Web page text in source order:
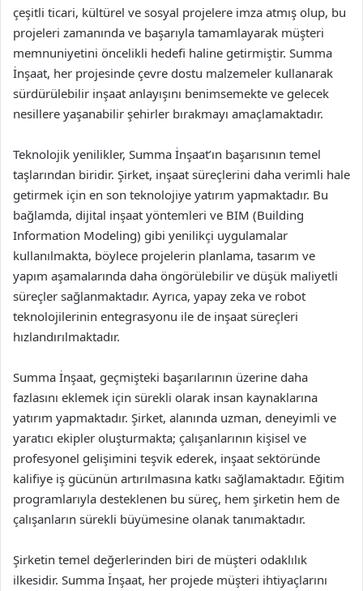
çeşitli ticari, kültürel ve sosyal projelere imza atmış olup, bu
projeleri zamanında ve başarıyla tamamlayarak müşteri
memnuniyetini öncelikli hedefi haline getirmiştir. Summa
İnşaat, her projesinde çevre dostu malzemeler kullanarak
sürdürülebilir inşaat anlayışını benimsemekte ve gelecek
nesillere yaşanabilir şehirler bırakmayı amaçlamaktadır.
Teknolojik yenilikler, Summa İnşaat’ın başarısının temel
taşlarından biridir. Şirket, inşaat süreçlerini daha verimli hale
getirmek için en son teknolojiye yatırım yapmaktadır. Bu
bağlamda, dijital inşaat yöntemleri ve BIM (Building
Information Modeling) gibi yenilikçi uygulamalar
kullanılmakta, böylece projelerin planlama, tasarım ve
yapım aşamalarında daha öngörülebilir ve düşük maliyetli
süreçler sağlanmaktadır. Ayrıca, yapay zeka ve robot
teknolojilerinin entegrasyonu ile de inşaat süreçleri
hızlandırılmaktadır.
Summa İnşaat, geçmişteki başarılarının üzerine daha
fazlasını eklemek için sürekli olarak insan kaynaklarına
yatırım yapmaktadır. Şirket, alanında uzman, deneyimli ve
yaratıcı ekipler oluşturmakta; çalışanlarının kişisel ve
profesyonel gelişimini teşvik ederek, inşaat sektöründe
kalifiye iş gücünün artırılmasına katkı sağlamaktadır. Eğitim
programlarıyla desteklenen bu süreç, hem şirketin hem de
çalışanların sürekli büyümesine olanak tanımaktadır.
Şirketin temel değerlerinden biri de müşteri odaklılık
ilkesidir. Summa İnşaat, her projede müşteri ihtiyaçlarını